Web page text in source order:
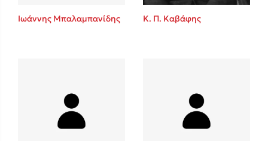
Δανάη Δεληγεώργη
Ιωάννης Μπαλαμπανίδης Κ. Π. Καβάφης